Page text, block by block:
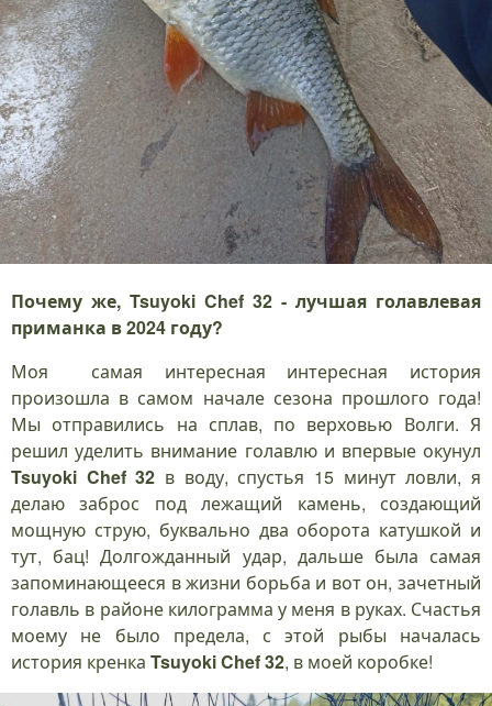
Почему же, Tsuyoki Chef 32 - лучшая голавлевая
приманка в 2024 году?
Моя самая интересная интересная история
произошла в самом начале сезона прошлого года!
Мы отправились на сплав, по верховью Волги. Я
решил уделить внимание голавлю и впервые окунул
Tsuyoki Chef 32 в воду, спустья 15 минут ловли, я
делаю заброс под лежащий камень, создающий
мощную струю, буквально два оборота катушкой и
тут, бац! Долгожданный удар, дальше была самая
запоминающееся в жизни борьба и вот он, зачетный
голавль в районе килограмма у меня в руках. Счастья
моему не было предела, с этой рыбы началась
история кренка Tsuyoki Chef 32, в моей коробке!